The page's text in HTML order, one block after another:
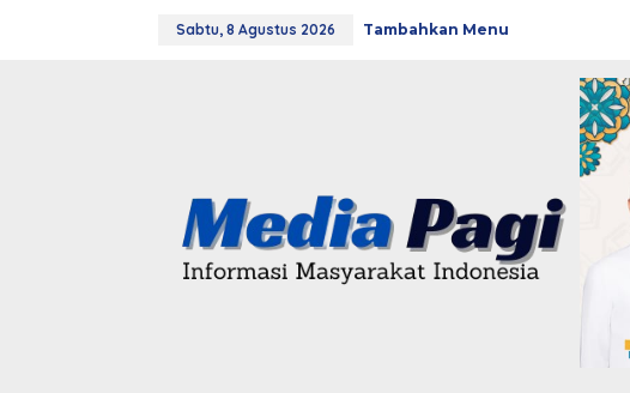
Sabtu, 8 Agustus 2026 Tambahkan Menu